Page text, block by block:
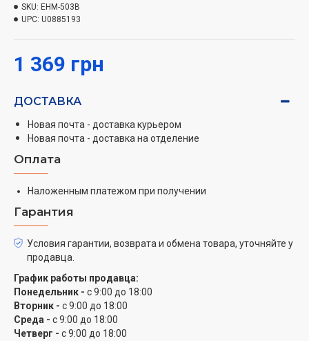
Разнообразные возможности
соответствии с вашими потребностями. Благодаря
сливки или приготовить густое тесто для пиццы.
Комплектация
В комплекте с миксером идут три насадки:
других легких продуктов.
Крюки для теста – для затворения дрожжевого,
Чаша из нержавеющей стали объемом 3,5л.
Безопасный и удобный
Миксер оснащен защитой от перегрева, что
предотвращает его повреждение. Также миксер
имеет удобную ручку, позволяющую легко его
1 369 грн
SKU: EHM-503B
UPC: U0885193
ДОСТАВКА
Новая почта - доставка курьером
Новая почта - доставка на отделение
Оплата
Наложенным платежом при получении
Гарантия
Условия гарантии, возврата и обмена товара, уточняйте у
продавца.
График работы продавца:
Понедельник - с 9:00 до 18:00
Вторник - с 9:00 до 18:00
Среда - с 9:00 до 18:00
Четверг - с 9:00 до 18:00